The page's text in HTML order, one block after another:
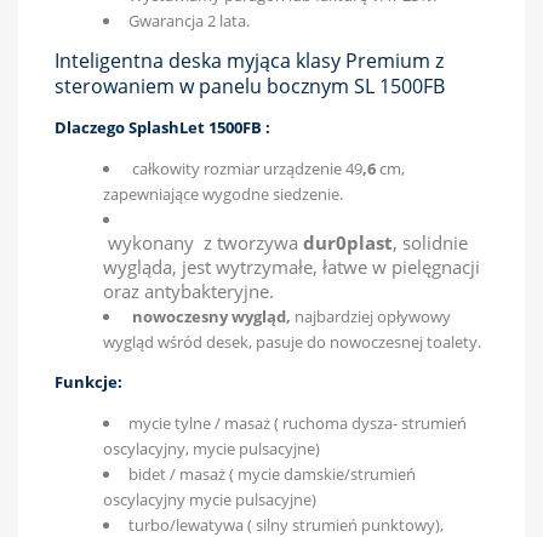
Gwarancja 2 lata.
Inteligentna deska myjąca klasy Premium z
sterowaniem w panelu bocznym SL 1500FB
Dlaczego SplashLet 1500FB :
całkowity rozmiar urządzenie 49,6cm,
zapewniające wygodne siedzenie.
wykonany z tworzywa dur0plast, solidnie
wygląda, jest wytrzymałe, łatwe w pielęgnacji
oraz antybakteryjne.
nowoczesny wygląd, najbardziej opływowy
wygląd wśród desek, pasuje do nowoczesnej toalety.
Funkcje:
mycie tylne / masaż ( ruchoma dysza- strumień
oscylacyjny, mycie pulsacyjne)
bidet / masaż ( mycie damskie/strumień
oscylacyjny mycie pulsacyjne)
turbo/lewatywa ( silny strumień punktowy),